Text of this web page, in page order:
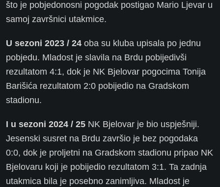
što je pobjedonosni pogodak postigao Mario Ljevar u
samoj završnici utakmice.
U sezoni 2023 / 24 oba su kluba upisala po jednu
pobjedu. Mladost je slavila na Brdu pobijedivši
rezultatom 4:1, dok je NK Bjelovar pogocima Tonija
Barišića rezultatom 2:0 pobijedio na Gradskom
stadionu.
I u sezoni 2024 / 25 NK Bjelovar je bio uspješniji.
Jesenski susret na Brdu završio je bez pogodaka
0:0, dok je proljetni na Gradskom stadionu pripao NK
Bjelovaru koji je pobijedio rezultatom 3:1. Ta zadnja
utakmica bila je posebno zanimljiva. Mladost je